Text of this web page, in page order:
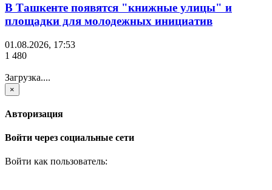
В Ташкенте появятся "книжные улицы" и
площадки для молодежных инициатив
01.08.2026, 17:53
1 480
Загрузка....
×
Авторизация
Войти через социальные сети
Войти как пользователь: